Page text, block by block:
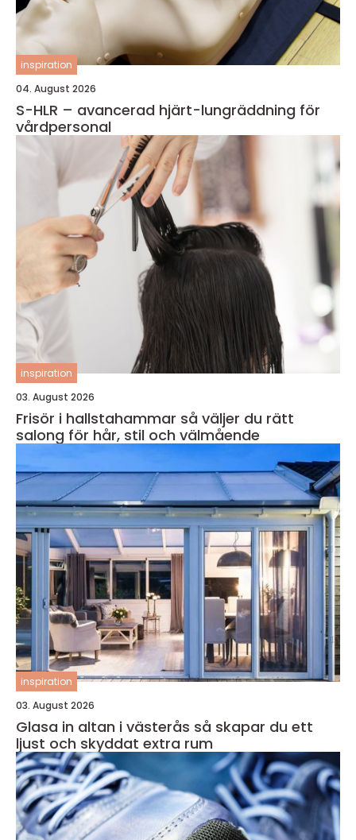
inspiration
04. August 2026
S-HLR – avancerad hjärt-lungräddning för
vårdpersonal
inspiration
03. August 2026
Frisör i hallstahammar så väljer du rätt
salong för hår, stil och välmående
inspiration
03. August 2026
Glasa in altan i västerås så skapar du ett
ljust och skyddat extra rum